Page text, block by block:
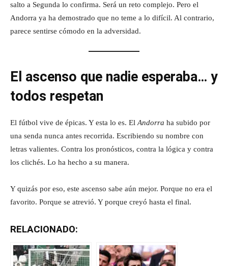
salto a Segunda lo confirma. Será un reto complejo. Pero el
Andorra ya ha demostrado que no teme a lo difícil. Al contrario,
parece sentirse cómodo en la adversidad.
El ascenso que nadie esperaba… y
todos respetan
El fútbol vive de épicas. Y esta lo es. ElAndorra ha subido por
una senda nunca antes recorrida. Escribiendo su nombre con
letras valientes. Contra los pronósticos, contra la lógica y contra
los clichés. Lo ha hecho a su manera.
Y quizás por eso, este ascenso sabe aún mejor. Porque no era el
favorito. Porque se atrevió. Y porque creyó hasta el final.
RELACIONADO: